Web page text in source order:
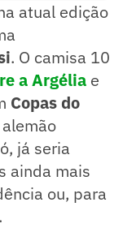
atual edição
. O camisa 10
a Argélia e
Copas do
já seria
ainda mais
ou, para